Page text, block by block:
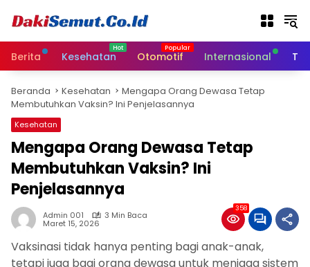
Berita Kesehatan Otomotif Internasional
Beranda Kesehatan
Mengapa Orang Dewasa Tetap
Membutuhkan Vaksin? Ini Penjelasannya
Kesehatan
Mengapa Orang Dewasa Tetap
Membutuhkan Vaksin? Ini
Penjelasannya
Admin 001 3 Min Baca
Maret 15, 2026
358
Vaksinasi tidak hanya penting bagi anak-anak,
tetapi juga bagi orang dewasa untuk menjaga sistem